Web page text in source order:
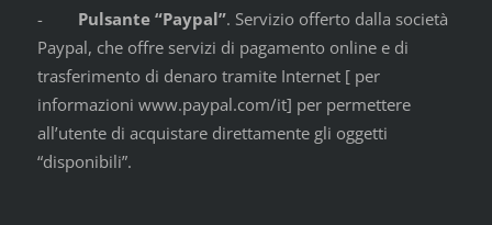
- Pulsante “Paypal”. Servizio offerto dalla società
Paypal, che offre servizi di pagamento online e di
trasferimento di denaro tramite Internet [ per
informazioni www.paypal.com/it] per permettere
all’utente di acquistare direttamente gli oggetti
“disponibili”.